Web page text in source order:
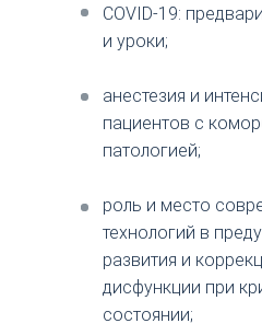
COVID-19:
и уроки;
анестезия и
пациентов с
патологией;
роль и место
технологий в
развития и
дисфункции при
состоянии;